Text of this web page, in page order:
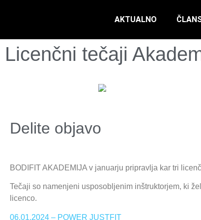
AKTUALNO
Licenčni tečaji
Delite objavo
BODIFIT AKADEMIJA v januarju pripravlja kar tri
Tečaji so namenjeni usposobljenim inštruktorjem, ki
licenco.
06.01.2024 – POWER JUSTFIT